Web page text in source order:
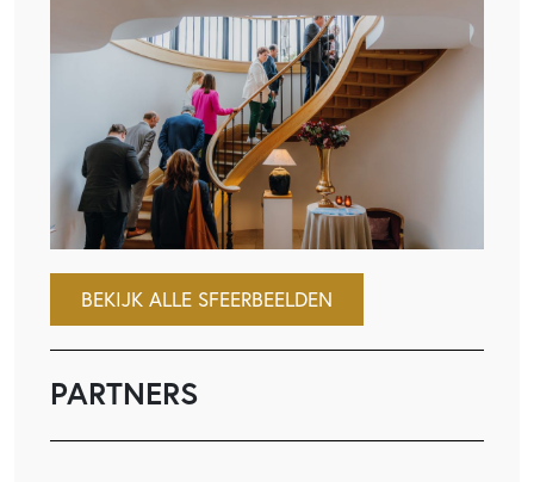
BEKIJK ALLE SFEERBEELDEN
PARTNERS